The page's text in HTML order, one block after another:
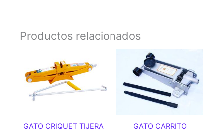
Productos relacionados
GATO CRIQUET TIJERA
GATO CARRITO